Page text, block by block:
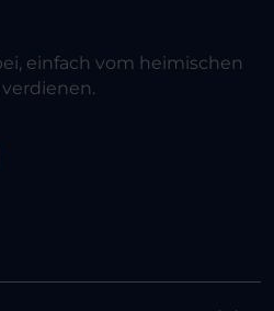
einfach vom heimischen
verdienen.